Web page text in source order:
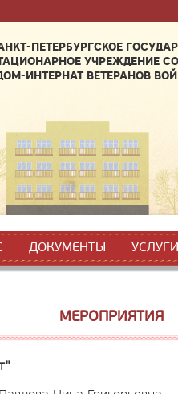
ПЕТЕРБУРГСКОЕ
УЧРЕЖДЕНИЕ
ИНТЕРНАТ ВЕТЕРАНОВ
ДОКУМЕНТЫ УСЛУГИ
МЕРОПРИЯТИЯ